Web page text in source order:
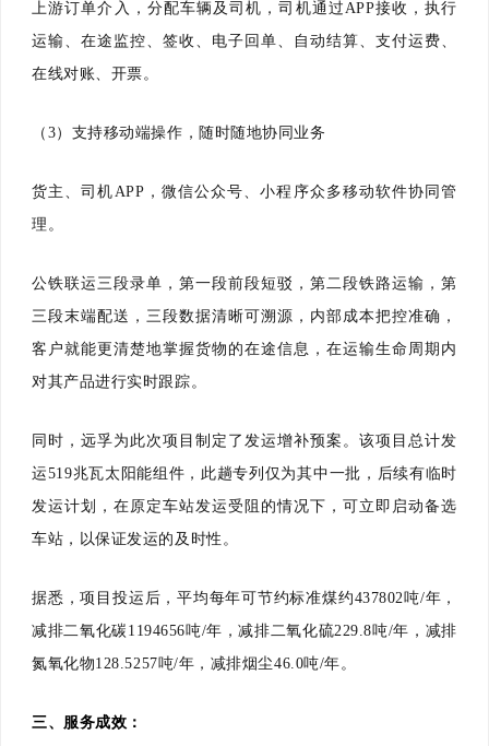
上游订单介入，分配车辆及司机，司机通过APP接收，执行
运输、在途监控、签收、电子回单、自动结算、支付运费、
在线对账、开票。
（3）支持移动端操作，随时随地协同业务
货主、司机APP，微信公众号、小程序众多移动软件协同管
理。
公铁联运三段录单，第一段前段短驳，第二段铁路运输，第
三段末端配送，三段数据清晰可溯源，内部成本把控准确，
客户就能更清楚地掌握货物的在途信息，在运输生命周期内
对其产品进行实时跟踪。
同时，远孚为此次项目制定了发运增补预案。该项目总计发
运519兆瓦太阳能组件，此趟专列仅为其中一批，后续有临时
发运计划，在原定车站发运受阻的情况下，可立即启动备选
车站，以保证发运的及时性。
据悉，项目投运后，平均每年可节约标准煤约437802吨/年，
减排二氧化碳1194656吨/年，减排二氧化硫229.8吨/年，减排
氮氧化物128.5257吨/年，减排烟尘46.0吨/年。
三、 服务成效：